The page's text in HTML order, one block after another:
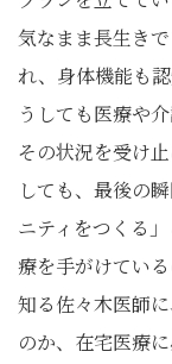
気なまま長生き
れ、身体機能も
うしても医療や
その状況を受け
しても、最後の
ニティをつくる
療を手がけてい
知る佐々木医師
のか、在宅医療